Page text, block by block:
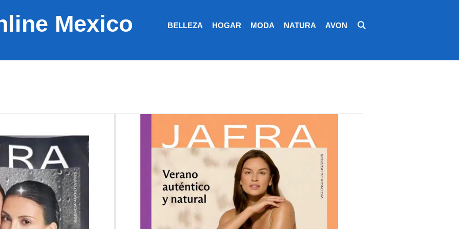
Mexico BELLEZA HOGAR MODA NATURA AVON